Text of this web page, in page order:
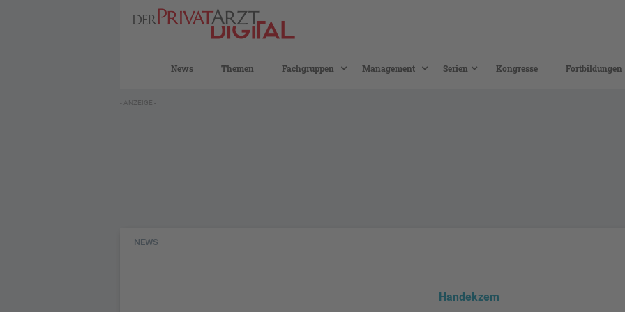
News Themen Fachgruppen Management Serien Kongresse Fortbildungen
- ANZEIGE -
NEWS
Handekzem